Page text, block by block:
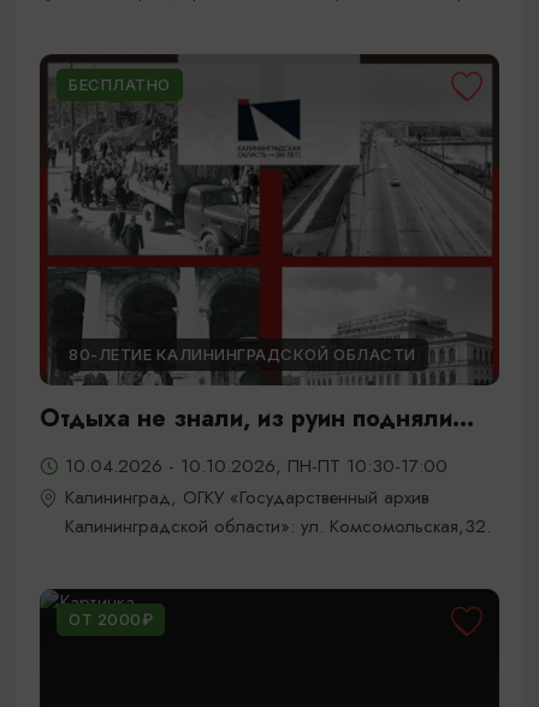
БЕСПЛАТНО
80-ЛЕТИЕ КАЛИНИНГРАДСКОЙ ОБЛАСТИ
Отдыха не знали, из руин подняли...
10.04.2026 - 10.10.2026, ПН-ПТ 10:30-17:00
Калининград, ОГКУ «Государственный архив
Калининградской области»: ул. Комсомольская,32.
ОТ 2000₽